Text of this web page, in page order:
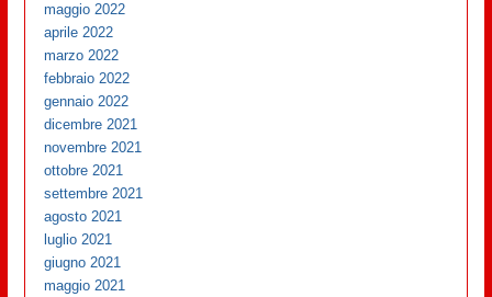
maggio 2022
aprile 2022
marzo 2022
febbraio 2022
gennaio 2022
dicembre 2021
novembre 2021
ottobre 2021
settembre 2021
agosto 2021
luglio 2021
giugno 2021
maggio 2021